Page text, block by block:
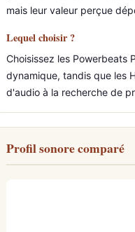
mais leur valeur perçue
Lequel choisir ?
Choisissez les Powerbeats
dynamique, tandis que les
d'audio à la recherche de
Profil sonore comparé